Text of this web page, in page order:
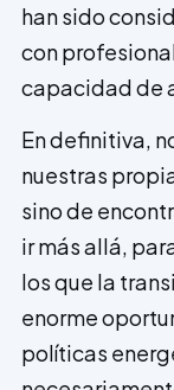
han sido
con
capacidad de
En definitiva,
nuestras
sino de
ir más allá,
los que la
enorme
políticas